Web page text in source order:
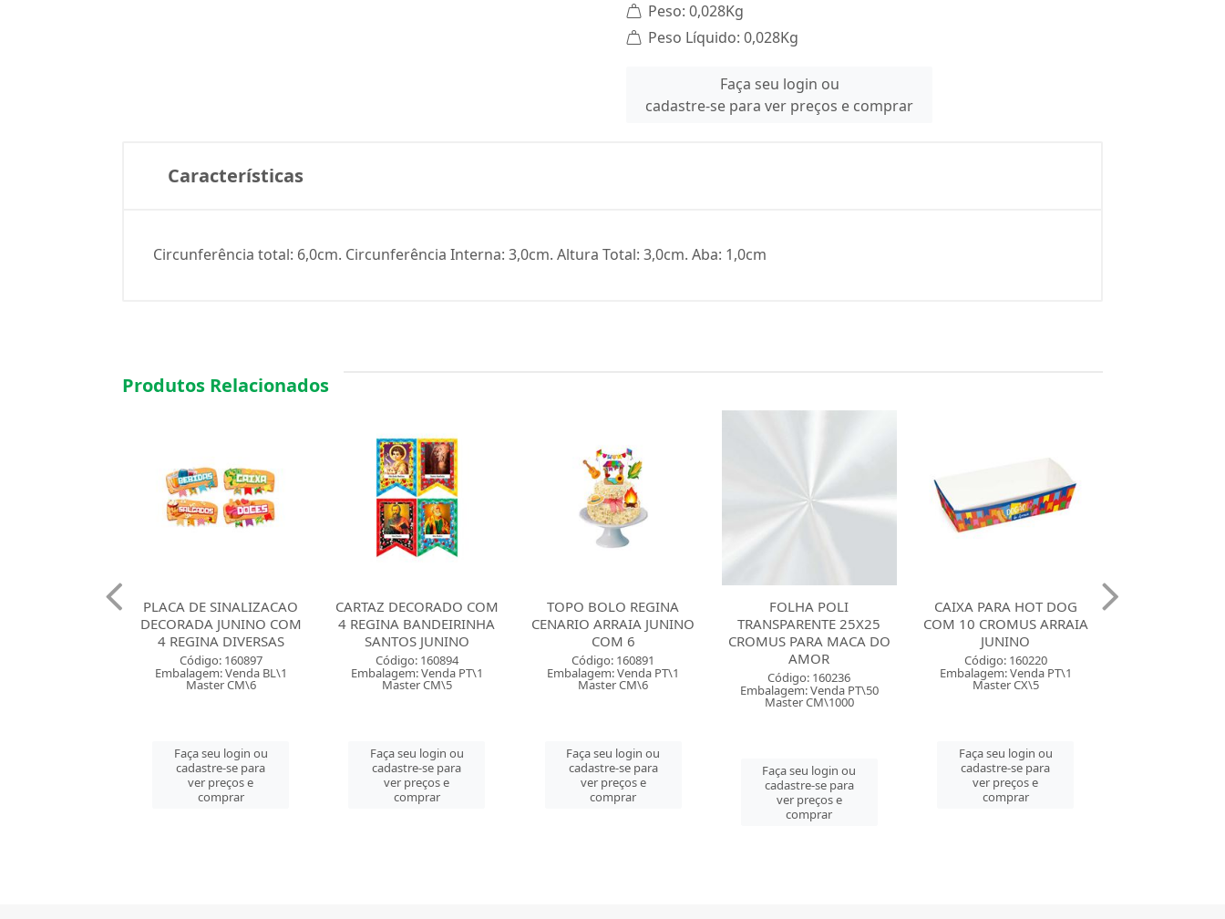
Peso: 0,028Kg
Peso Líquido: 0,028Kg
Faça seu login ou
cadastre-se para ver preços e comprar
Características
Circunferência total: 6,0cm. Circunferência Interna: 3,0cm. Altura Total: 3,0cm. Aba: 1,0cm
Produtos Relacionados
CARTAZ DECORADO COM
4 REGINA BANDEIRINHA
SANTOS JUNINO
Código: 160894
Embalagem: Venda PT\1
Master CM\5
Faça seu login ou
cadastre-se para
ver preços e
comprar
TOPO BOLO REGINA
CENARIO ARRAIA JUNINO
COM 6
Código: 160891
Embalagem: Venda PT\1
Master CM\6
Faça seu login ou
cadastre-se para
ver preços e
comprar
FOLHA POLI
TRANSPARENTE 25X25
CROMUS PARA MACA DO
AMOR
Código: 160236
Embalagem: Venda PT\50
Faça seu login ou
cadastre-se para
ver preços e
CAIXA PARA HOT DOG
COM 10 CROMUS ARRAIA
JUNINO
Código: 160220
Embalagem: Venda PT\1
Master CX\5
cadastre-se para
ver preços e
comprar
CAIXA DIVERTIDA PARA 4
BRIGADEIROS CROMUS
ARRAIA JUNINO SORT...
Código: 160216
Embalagem: Venda PT\10
Master PT\10
Faça seu login ou
cadastre-se para
ver preços e
comprar